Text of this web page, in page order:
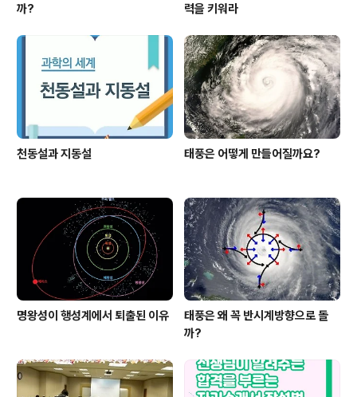
까?
력을 키워라
천동설과 지동설 태풍은 어떻게 만들어질까요?
명왕성이 행성계에서 퇴출된 이유
태풍은 왜 꼭 반시계방향으로 돌
까?